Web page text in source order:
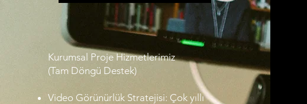
Kurumsal Proje Hizmetlerimiz
(Tam Döngü Destek)
Video Görünürlük Stratejisi: Çok yıllı